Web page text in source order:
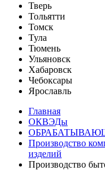
Тверь
Тольятти
Томск
Тула
Тюмень
Ульяновск
Хабаровск
Чебоксары
Ярославль
Главная
ОКВЭДы
Производство
изделий
Производство